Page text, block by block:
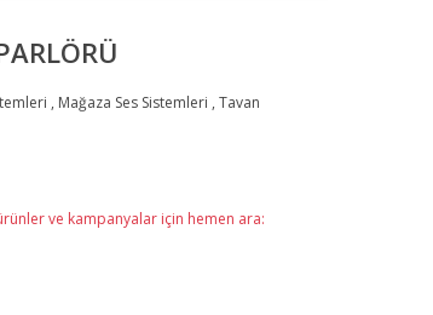
, Mağaza Ses Sistemleri , Tavan
ve kampanyalar için hemen ara: